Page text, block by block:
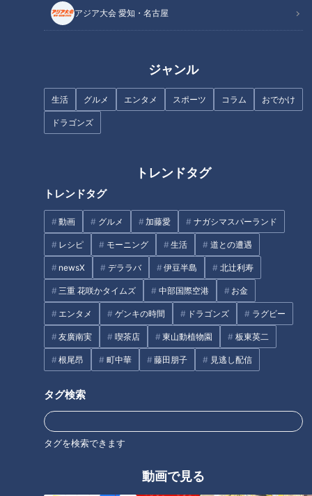
アジア大会 愛知・名古屋
ジャンル
生活 グルメ エンタメ スポーツ コラム おでかけ
ドラゴンズ
トレンドタグ
トレンドタグ
動画 グルメ 加藤愛 ナガシマスパーランド
レシピ モーニング 生活 道との遭遇
newsX デララバ 伊豆半島 北辻利寿
三重 花咲かタイムズ 中部国際空港 お金
エンタメ ゲンキの時間 ドラゴンズ ラグビー
友廣南実 喫茶店 東山動植物園 板東英二
根尾昂 町中華 藤田朋子 見逃し配信
タグ検索
タグを検索できます
動画で見る
CBCテレビ：画像『チャント！』
した後に分泌する物質。名古屋市中川区の「あつた皮ふ科クリ
ニック」の佐々木良輔院長は「イソ吉草酸は、1滴存在するだ
けで、東京ドームの体積と同じぐらいの空気まで拡散して臭い
を感じると言われています」と解説。それが足裏に発生しやす
いので、強烈な臭いの原因になるとのこと。
足の裏は、一日ずっと靴を履いていると汗などをエサに常在菌
が増えていきます。発生したイソ吉草酸が増えてそのまま温存
されるので、時間が経った後に靴を脱ぐと、臭いを強烈に感じ
るのだとか。長時間、靴や靴下に覆われていることの多い足
は、菌が好む高温多湿な状況になりやすいとのこと。